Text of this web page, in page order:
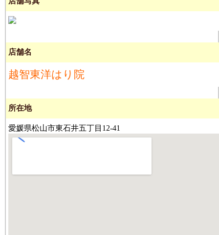
店舗名
越智東洋はり院
所在地
愛媛県松山市東石井五丁目12-41